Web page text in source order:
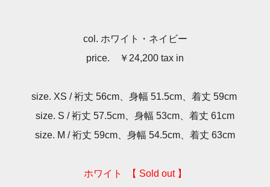
col. ホワイト・ネイビー
price. ￥24,200 tax in
size. XS / 裄丈 56cm、身幅 51.5cm、着丈 59cm
size. S / 裄丈 57.5cm、身幅 53cm、着丈 61cm
size. M / 裄丈 59cm、身幅 54.5cm、着丈 63cm
ホワイト 【 Sold out 】